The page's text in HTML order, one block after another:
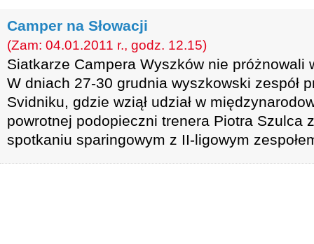
Camper na Słowacji
(Zam: 04.01.2011 r., godz. 12.15)
Siatkarze Campera Wyszków nie próżnowali
W dniach 27-30 grudnia wyszkowski zespół
Svidniku, gdzie wziął udział w
powrotnej podopieczni trenera Piotra Szulca
spotkaniu sparingowym z II-ligowym